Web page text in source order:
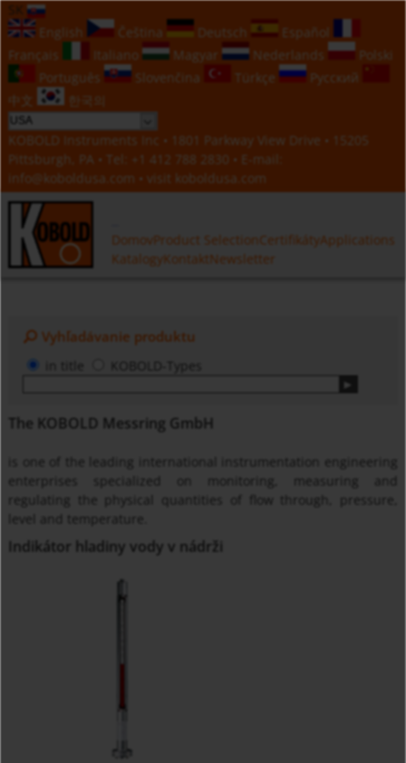
SK
English
Čeština Deutsch
Español
Français
Italiano Magyar Nederlands
Polski
Português
Slovenčina Türkçe
Русский
中文
한국의
KOBOLD Instruments Inc • 1801 Parkway View Drive • 15205
Pittsburgh, PA • Tel:
+1 412 788 2830 • E-mail:
info@koboldusa.com • visit koboldusa.com
DomovProduct Selection CertifikátyApplications
KatalogyKontaktNewsletter
Vyhľadávanie produktu
KOBOLD-Types
The KOBOLD Messring GmbH
is one of the leading international instrumentation engineering
enterprises specialized on monitoring, measuring and
regulating the physical quantities of flow through, pressure,
level and temperature.
Indikátor hladiny vody v nádrži